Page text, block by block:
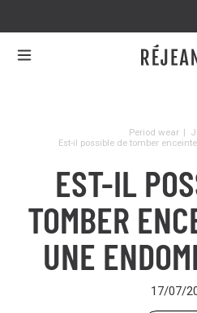
Period wear |
Est-il possible de tomber
EST-IL
TOMBER
UNE
17/07/